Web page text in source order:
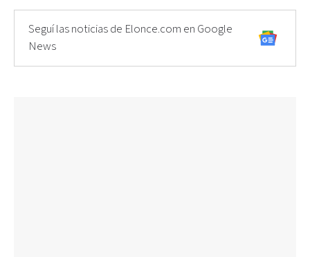
Seguí las noticias de Elonce.com en Google
News